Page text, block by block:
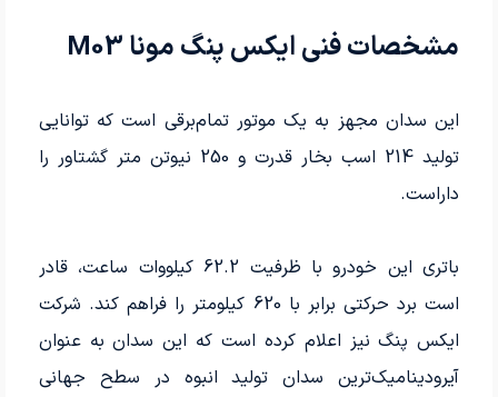
مشخصات فنی ایکس پنگ مونا M03
این سدان مجهز به یک موتور تمام‌برقی است که توانایی
تولید 214 اسب بخار قدرت و 250 نیوتن متر گشتاور را
داراست.
باتری این خودرو با ظرفیت 62.2 کیلووات ساعت، قادر
است برد حرکتی برابر با 620 کیلومتر را فراهم کند. شرکت
ایکس پنگ نیز اعلام کرده است که این سدان به عنوان
آیرودینامیک‌ترین سدان تولید انبوه در سطح جهانی